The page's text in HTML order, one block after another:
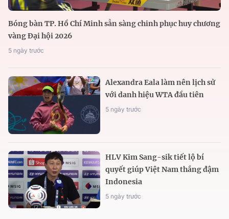
Bóng bàn TP. Hồ Chí Minh sẵn sàng chinh phục huy chương
vàng Đại hội 2026
5 ngày trước
Alexandra Eala làm nên lịch sử
với danh hiệu WTA đầu tiên
5 ngày trước
HLV Kim Sang-sik tiết lộ bí
quyết giúp Việt Nam thắng đậm
Indonesia
5 ngày trước